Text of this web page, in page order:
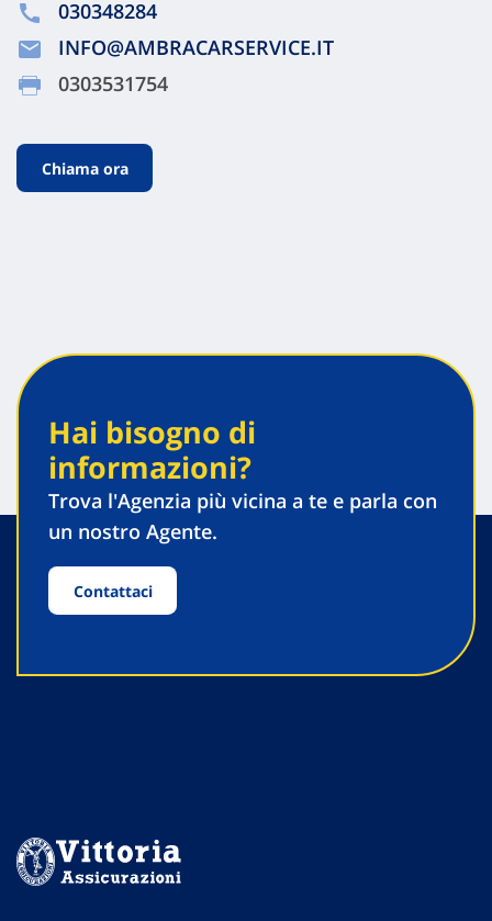
030348284
INFO@AMBRACARSERVICE.IT
0303531754
Chiama ora
Hai bisogno di
informazioni?
Trova l'Agenzia più vicina a te e parla con
un nostro Agente.
Contattaci